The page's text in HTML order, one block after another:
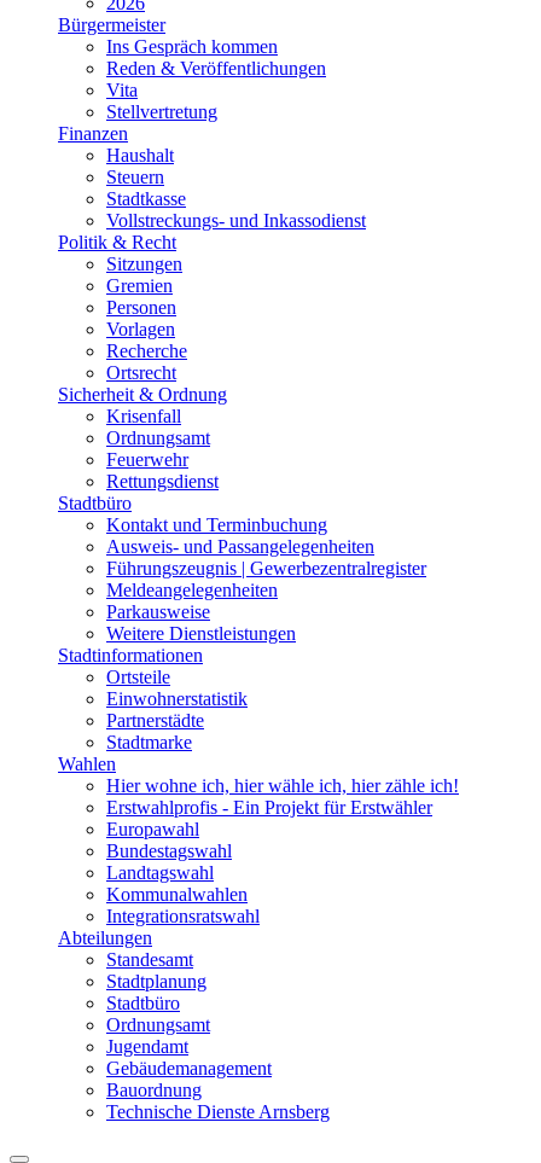
Bürgermeister
Ins Gespräch kommen
Reden & Veröffentlichungen
Vita
Stellvertretung
Finanzen
Haushalt
Steuern
Stadtkasse
Vollstreckungs- und Inkassodienst
Politik & Recht
Sitzungen
Gremien
Personen
Vorlagen
Recherche
Ortsrecht
Sicherheit & Ordnung
Krisenfall
Ordnungsamt
Feuerwehr
Rettungsdienst
Stadtbüro
Kontakt und Terminbuchung
Ausweis- und Passangelegenheiten
Führungszeugnis | Gewerbezentralregister
Meldeangelegenheiten
Parkausweise
Weitere Dienstleistungen
Stadtinformationen
Ortsteile
Einwohnerstatistik
Partnerstädte
Stadtmarke
Wahlen
Hier wohne ich, hier wähle ich, hier zähle ich!
Erstwahlprofis - Ein Projekt für Erstwähler
Europawahl
Bundestagswahl
Landtagswahl
Kommunalwahlen
Integrationsratswahl
Abteilungen
Standesamt
Stadtplanung
Stadtbüro
Ordnungsamt
Jugendamt
Gebäudemanagement
Bauordnung
Technische Dienste Arnsberg